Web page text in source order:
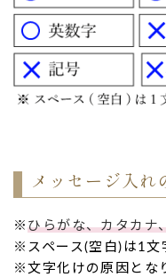
メッセージ入れ
※ひらがな、カタカナ
※スペース(空白)は1文
※文字化けの原因とな